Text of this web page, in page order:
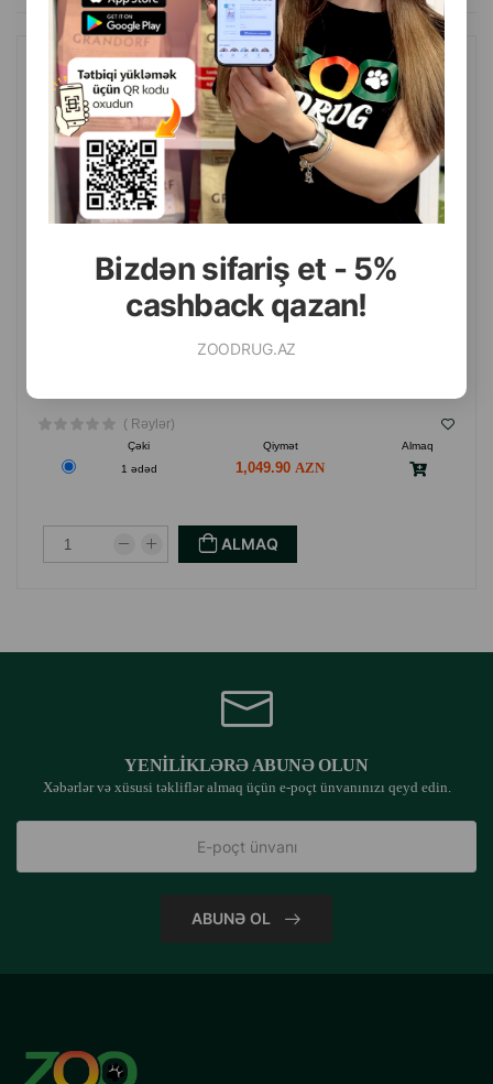
Bizdən sifariş et - 5%
cashback qazan!
ZOODRUG.AZ
idarəetmə prosesə tam nəzarət etməyə, uyğun parametrlər
seçməyə və ya fərdi proqramlar yaratmağa imkan verir.
Şəffaf ön panel heyvanı izləməyə, çıxarıla bilən altlıq isə
istifadə sonrası asan təmizlənməyə şərait yaradır.
PETKIT Airsalon Pro 60L-həm evdə, həm də peşəkar
salonlarda qurutma üçün ideal həlldir.
60 L böyük həcm-böyük pişiklər və ya iki kiçik heyvan üçün
uyğundur
Səssiz işləmə-heyvanın rahatlığı üçün minimal səs
Temperatur və rütubət sensorları-həddindən artıq qızmanın
Bir neçə avtomatik rejim + fərdi qurutma proqramları
yaratmaq imkanı
Şəffaf ön panel-prosesi istənilən vaxt müşahidə etmək
AVTOMATIK AĞILLI PIŞIK TUALETI PETKIT PURA MAX 2
( Rəylər)
Çəki Qiymət
Almaq
1 ədəd
1,049.90
ALMAQ
YENILIKLƏRƏ ABUNƏ OLUN
Xəbərlər və xüsusi təkliflər almaq üçün e-poçt ünvanınızı qeyd edin.
ABUNƏ OL